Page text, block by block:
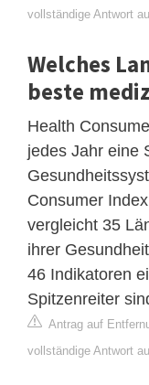
vollständige Antwort
Welches
beste
Health
jedes Jahr eine
Consumer
vergleicht 35
ihrer
46 Indikatoren
Spitzenreiter
Antrag auf
vollständige Antwort